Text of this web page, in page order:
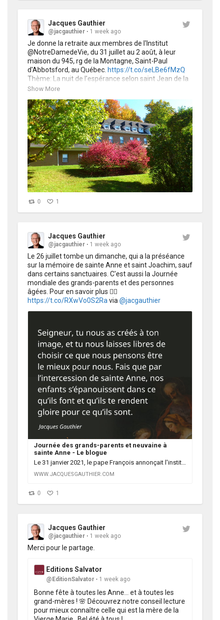
Jacques Gauthier
@jacgauthier 1 week ago
Je donne la retraite aux membres de l'Institut
@NotreDamedeVie, du 31 juillet au 2 août, à leur
maison du 945, rg de la Montagne, Saint-Paul
d'Abbotsford, au Québec. https://t.co/seLBe6fMzQ
Thème: La nuit de l'espérance selon saint Jean de la
Croix. https://t.co/lvROwoS6Bu
Show More
0 1
Jacques Gauthier
@jacgauthier 1 week ago
Le 26 juillet tombe un dimanche, qui a la préséance
sur la mémoire de sainte Anne et saint Joachim, sauf
dans certains sanctuaires. C'est aussi la Journée
mondiale des grands-parents et des personnes
https://t.co/RXwVo0S2Ra via @jacgauthier
Journée des grands-parents et neuvaine à
sainte Anne - Le blogue
Le 31 janvier 2021, le pape François annonçait l'institution d'une Journée mondiale des grands-parents et des personnes âgées pour la célébrer par toute l'Église le quatrième dimanche de juillet, soit aux alentours de la fête de sainte Anne et saint
WWW.JACQUESGAUTHIER.COM
0 1
Jacques Gauthier
@jacgauthier 1 week ago
Merci pour le partage.
Editions Salvator
@EditionSalvator 1 week ago
Bonne fête à toutes les Anne… et à toutes les
grand-mères ! 🌸 Découvrez notre conseil lecture
pour mieux connaître celle qui est la mère de la